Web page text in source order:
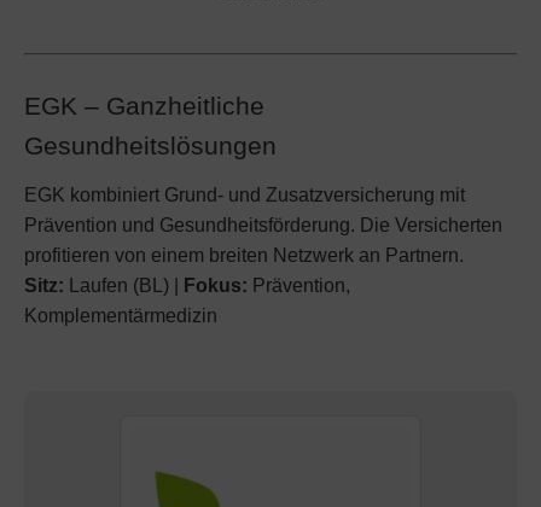
EGK – Ganzheitliche
Gesundheitslösungen
EGK kombiniert Grund- und Zusatzversicherung mit
Prävention und Gesundheitsförderung. Die Versicherten
profitieren von einem breiten Netzwerk an Partnern.
Sitz: Laufen (BL) | Fokus: Prävention,
Komplementärmedizin